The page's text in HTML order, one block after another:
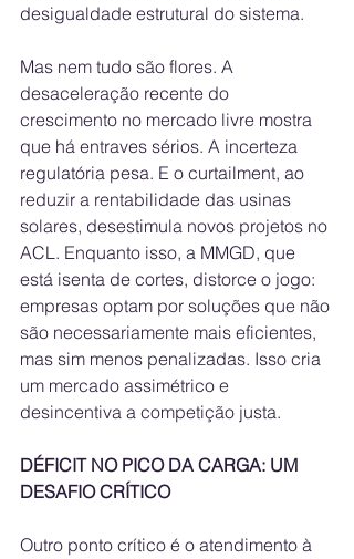
desigualdade estrutural do sistema.
Mas nem tudo são flores. A
desaceleração recente do
crescimento no mercado livre mostra
que há entraves sérios. A incerteza
regulatória pesa. E o curtailment, ao
reduzir a rentabilidade das usinas
solares, desestimula novos projetos no
ACL. Enquanto isso, a MMGD, que
está isenta de cortes, distorce o jogo:
empresas optam por soluções que não
são necessariamente mais eficientes,
mas sim menos penalizadas. Isso cria
um mercado assimétrico e
desincentiva a competição justa.
DÉFICIT NO PICO DA CARGA: UM
DESAFIO CRÍTICO
Outro ponto crítico é o atendimento à